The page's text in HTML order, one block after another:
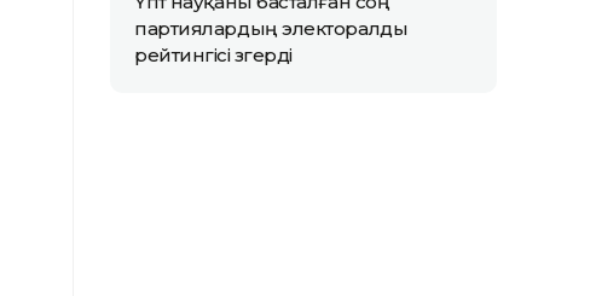
партиялардың электоралды
рейтингісі өзгерді